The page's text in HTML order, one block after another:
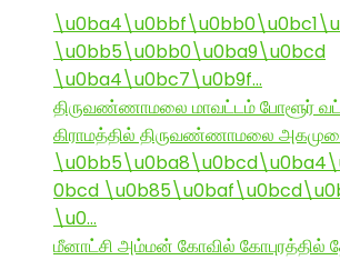
\u0bb5\u0bb0\u0ba9\u0bcd
\u0ba4\u0bc7\u0b9f…
திருவண்ணாமலை மாவட்டம் போளூர்
கிராமத்தில் திருவண்ணாமலை
0bcd
\u0…
மீனாட்சி அம்மன் கோவில் கோபுரத்தில்